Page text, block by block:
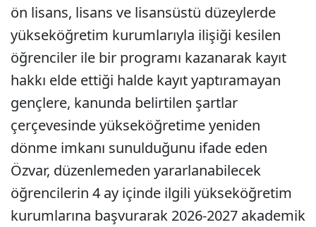
ön lisans, lisans ve lisansüstü düzeylerde
yükseköğretim kurumlarıyla ilişiği kesilen
öğrenciler ile bir programı kazanarak kayıt
hakkı elde ettiği halde kayıt yaptıramayan
gençlere, kanunda belirtilen şartlar
çerçevesinde yükseköğretime yeniden
dönme imkanı sunulduğunu ifade eden
Özvar, düzenlemeden yararlanabilecek
öğrencilerin 4 ay içinde ilgili yükseköğretim
kurumlarına başvurarak 2026-2027 akademik